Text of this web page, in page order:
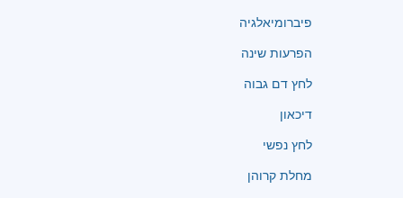
פיברומיאלגיה
הפרעות שינה
לחץ דם גבוה
דיכאון
לחץ נפשי
מחלת קרוהן